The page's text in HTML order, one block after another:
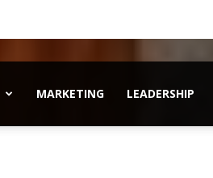
MARKETING LEADERSHIP